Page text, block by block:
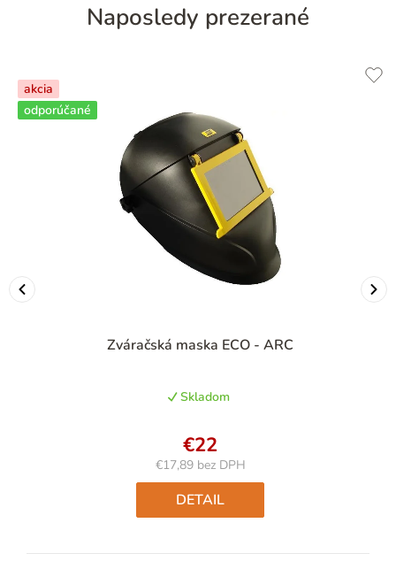
Naposledy prezerané
akcia
odporúčané
Zváračská maska ECO - ARC
Skladom
€22
€17,89 bez DPH
Jednotková
cena:
DETAIL